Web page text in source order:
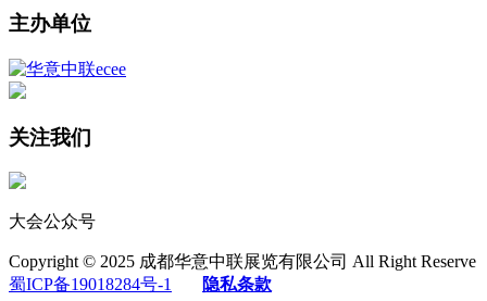
主办单位
关注我们
大会公众号
Copyright © 2025 成都华意中联展览有限公司 All Right Reserve
蜀ICP备19018284号-1
隐私条款